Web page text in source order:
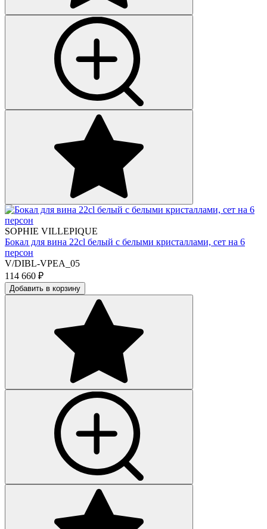
SOPHIE VILLEPIQUE
Бокал для вина 22cl белый с белыми кристаллами, сет на 6
персон
V/DIBL-VPEA_05
114 660 ₽
Добавить в корзину